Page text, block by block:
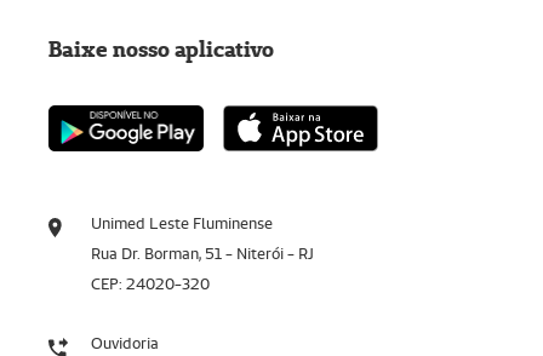
Unimed Leste Fluminense
Rua Dr. Borman, 51 - Niterói - RJ
CEP: 24020-320
Ouvidoria
Baixe nosso aplicativo